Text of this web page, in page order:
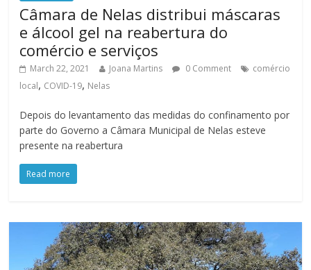
Câmara de Nelas distribui máscaras
e álcool gel na reabertura do
comércio e serviços
March 22, 2021 Joana Martins 0 Comment
comércio
local, COVID-19, Nelas
Depois do levantamento das medidas do confinamento por
parte do Governo a Câmara Municipal de Nelas esteve
presente na reabertura
Read more